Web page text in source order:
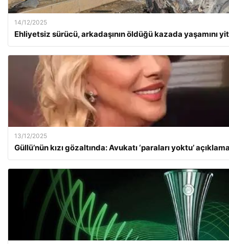
14/12/2025
Ehliyetsiz sürücü, arkadaşının öldüğü kazada yaşamını
13/12/2025
Güllü’nün kızı gözaltında: Avukatı ‘paraları yoktu’